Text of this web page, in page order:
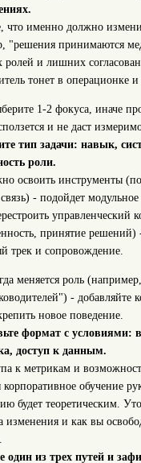
что именно должно
"решения принимаются
ролей и лишних
тонет в операционке и
1-2 фокуса, иначе
и не даст
тип задачи: навык,
роли.
освоить инструменты
- подойдет
управленческий
принятие
трек и сопровождение.
меняется роль
- добавляйте
новое поведение.
формат с условиями:
доступ к данным.
к метрикам и
обучение
будет теоретическим.
изменения и как вы
один из трех путей и